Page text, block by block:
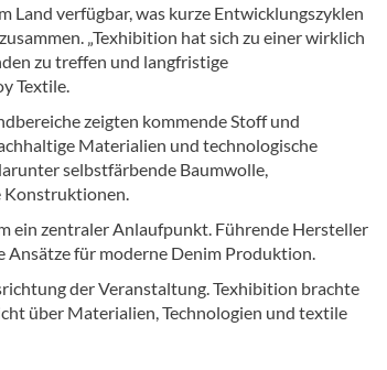
Land verfügbar, was kurze Entwicklungszyklen
„Texhibition hat sich zu einer wirklich
zu treffen und langfristige
Textile.
zeigten kommende Stoff und
Materialien und technologische
selbstfärbende Baumwolle,
Konstruktionen.
ein zentraler Anlaufpunkt. Führende Hersteller
für moderne Denim Produktion.
der Veranstaltung. Texhibition brachte
über Materialien, Technologien und textile